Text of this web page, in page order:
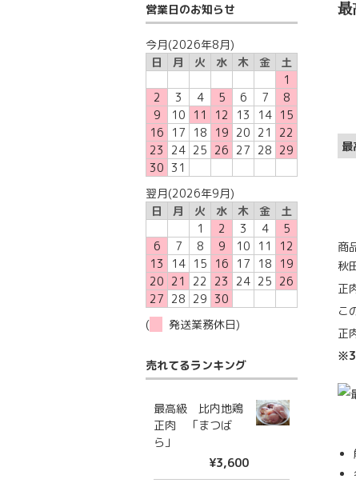
最
最
商
秋
正
こ
正
※3
営業日のお知らせ
今月(2026年8月)
日
月 火 水 木 金
土
1
2
3 4 5 6 7
8
9
10 11 12 13 14 15
16
17 18 19 20 21
22
23
24 25 26 27 28 29
30 31
翌月(2026年9月)
日
月 火 水 木 金
土
1
2 3 4
5
6
7 8 9 10 11
12
13
14 15 16 17 18
19
20 21 22 23 24 25 26
27 28 29 30
(
発送業務休日)
売れてるランキング
最高級 比内地鶏
正肉 「まつば
ら」
¥3,600